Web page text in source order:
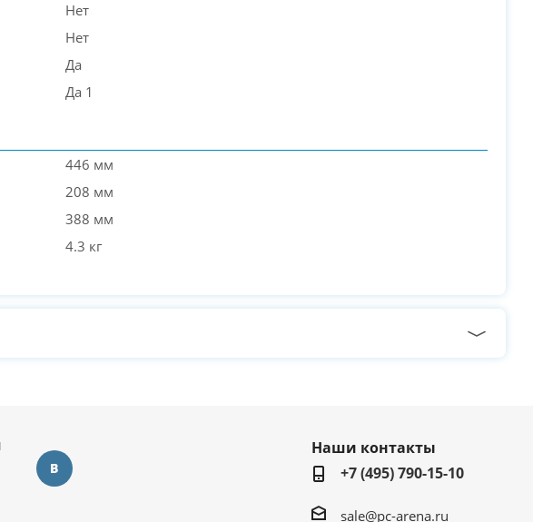
Нет
Нет
Да
Да 1
446 мм
208 мм
388 мм
4.3 кг
Наши контакты
+7 (495) 790-15-10
sale@pc-arena.ru